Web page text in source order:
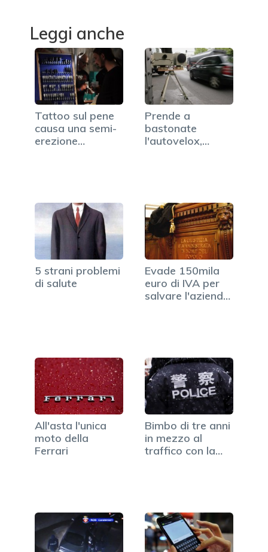
Leggi anche
Tattoo sul pene
causa una semi-
erezione
Prende a
bastonate
l'autovelox,
5 strani problemi
di salute
Evade 150mila
euro di IVA per
salvare l'azienda,
All'asta l'unica
moto della
Ferrari
Bimbo di tre anni
in mezzo al
traffico con la